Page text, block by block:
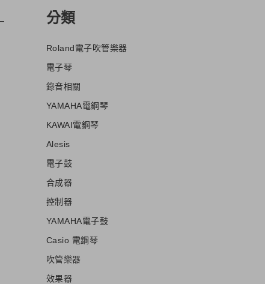
分類
Roland電子吹管樂器
電子琴
錄音相關
YAMAHA電鋼琴
KAWAI電鋼琴
Alesis
電子鼓
合成器
控制器
YAMAHA電子鼓
Casio 電鋼琴
吹管樂器
效果器